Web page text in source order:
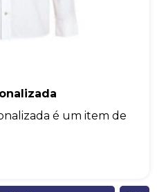
é um item de